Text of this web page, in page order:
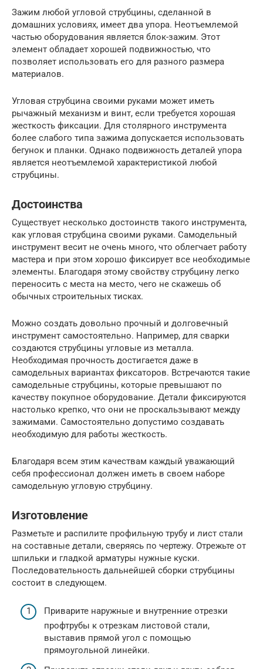
Зажим любой угловой струбцины, сделанной в
домашних условиях, имеет два упора. Неотъемлемой
частью оборудования является блок-зажим. Этот
элемент обладает хорошей подвижностью, что
позволяет использовать его для разного размера
материалов.
Угловая струбцина своими руками может иметь
рычажный механизм и винт, если требуется хорошая
жесткость фиксации. Для столярного инструмента
более слабого типа зажима допускается использовать
бегунок и планки. Однако подвижность деталей упора
является неотъемлемой характеристикой любой
струбцины.
Достоинства
Существует несколько достоинств такого инструмента,
как угловая струбцина своими руками. Самодельный
инструмент весит не очень много, что облегчает работу
мастера и при этом хорошо фиксирует все необходимые
элементы. Благодаря этому свойству струбцину легко
переносить с места на место, чего не скажешь об
обычных строительных тисках.
Можно создать довольно прочный и долговечный
инструмент самостоятельно. Например, для сварки
создаются струбцины угловые из металла.
Необходимая прочность достигается даже в
самодельных вариантах фиксаторов. Встречаются такие
самодельные струбцины, которые превышают по
качеству покупное оборудование. Детали фиксируются
настолько крепко, что они не проскальзывают между
зажимами. Самостоятельно допустимо создавать
необходимую для работы жесткость.
Благодаря всем этим качествам каждый уважающий
себя профессионал должен иметь в своем наборе
самодельную угловую струбцину.
Изготовление
Разметьте и распилите профильную трубу и лист стали
на составные детали, сверяясь по чертежу. Отрежьте от
шпильки и гладкой арматуры нужные куски.
Последовательность дальнейшей сборки струбцины
состоит в следующем.
Приварите наружные и внутренние отрезки
профтрубы к отрезкам листовой стали,
выставив прямой угол с помощью
прямоугольной линейки.